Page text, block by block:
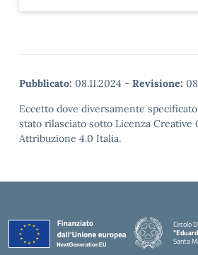
Pubblicato: 08.11.2024 - Revisione:
Eccetto dove diversamente
stato rilasciato sotto Licenza Creative
Attribuzione 4.0 Italia.
Circolo
Santa